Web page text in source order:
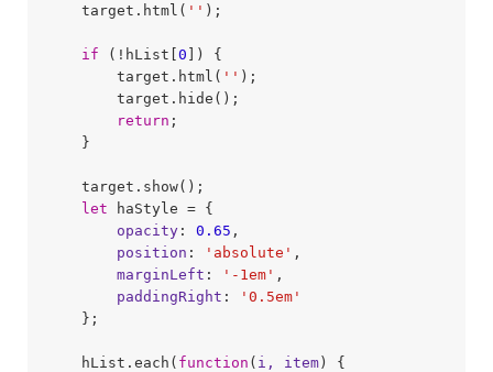
    target.html(
'' );
if (!hList[ 0 ]) {
        target.html(
'' );
        target.hide();
return ;
    }
    target.show();
let haStyle = {
opacity: 0.65 ,
position : 'absolute' ,
marginLeft : '-1em' ,
paddingRight :
'0.5em'
    };
    hList.each(
function ( i, item) {